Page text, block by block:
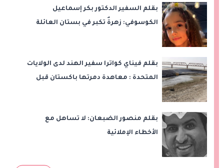
بقلم السفير الدكتور بكر إسماعيل
الكوسوفي: زهرةٌ تكبر في بستان العائلة
بقلم فيناي كواترا سفير الهند لدى الولايات
المتحدة : معاهدة دمرتها باكستان قبل
بقلم منصور الضبعان: لا تساهل مع
الأخطاء الإملائية